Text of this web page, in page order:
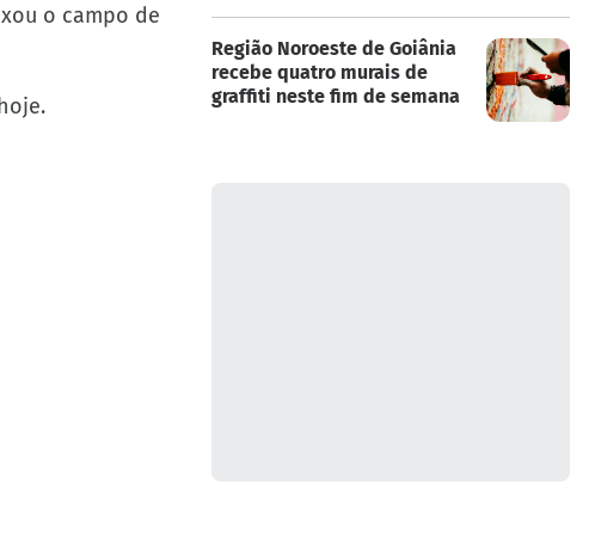
o campo de
Região Noroeste de Goiânia
recebe quatro murais de
graffiti neste fim de semana